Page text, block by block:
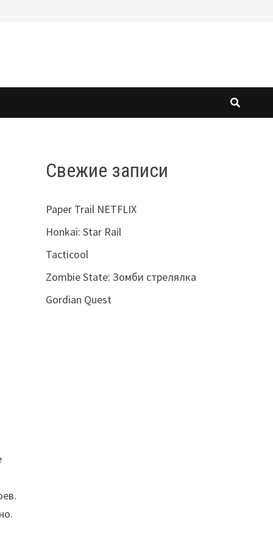
Свежие записи
Paper Trail NETFLIX
Honkai: Star Rail
Tacticool
Zombie State: Зомби стрелялка
Gordian Quest